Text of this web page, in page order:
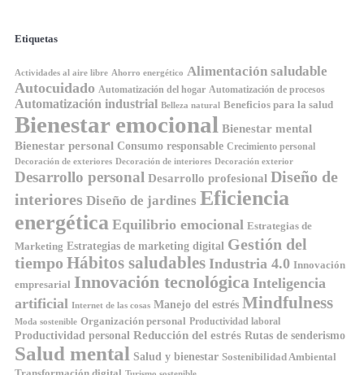
Etiquetas
Actividades al aire libre Ahorro energético Alimentación saludable
Autocuidado Automatización del hogar Automatización de procesos
Automatización industrial Belleza natural Beneficios para la salud
Bienestar emocional Bienestar mental
Bienestar personal Consumo responsable Crecimiento personal
Decoración de exteriores Decoración de interiores Decoración exterior
Desarrollo personal Desarrollo profesional Diseño de
interiores Diseño de jardines Eficiencia
energética Equilibrio emocional Estrategias de
Marketing Estrategias de marketing digital Gestión del
tiempo Hábitos saludables Industria 4.0 Innovación
empresarial Innovación tecnológica Inteligencia
artificial Internet de las cosas Manejo del estrés Mindfulness
Moda sostenible Organización personal Productividad laboral
Productividad personal Reducción del estrés Rutas de senderismo
Salud mental Salud y bienestar Sostenibilidad Ambiental